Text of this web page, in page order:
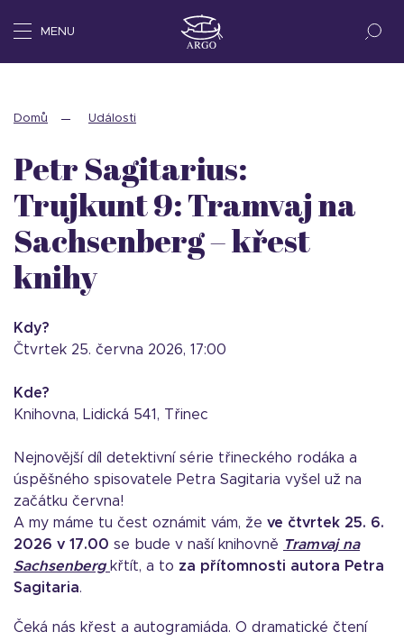
MENU
Domů Události
Petr Sagitarius:
Trujkunt 9: Tramvaj na
Sachsenberg – křest
knihy
Kdy?
čtvrtek 25. června 2026, 17:00
Kde?
Knihovna, Lidická 541, Třinec
Nejnovější díl detektivní série třineckého rodáka a
úspěšného spisovatele Petra Sagitaria vyšel už na
začátku června!
A my máme tu čest oznámit vám, že ve čtvrtek 25. 6.
2026 v 17.00 se bude v naší knihovně Tramvaj na
Sachsenberg křtít, a to za přítomnosti autora Petra
Sagitaria.
Čeká nás křest a autogramiáda. O dramatické čtení